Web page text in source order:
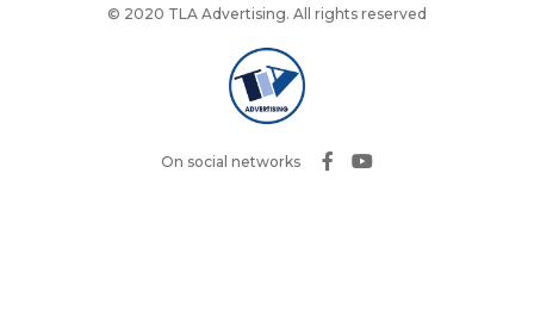
© 2020 TLA Advertising. All rights reserved
On social networks